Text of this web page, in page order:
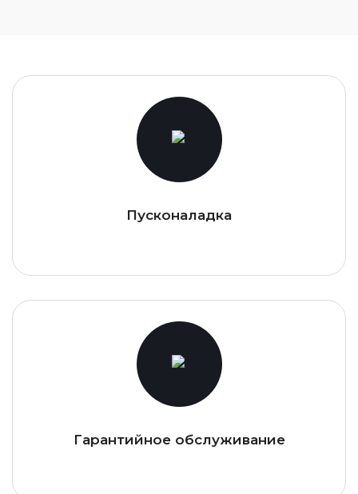
Пусконаладка
Гарантийное обслуживание